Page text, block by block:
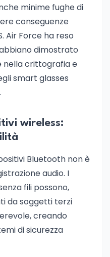
minime fughe di
conseguenze
Air Force ha reso
dimostrato
nella crittografia e
smart glasses
wireless:
Bluetooth non è
audio. I
fili possono,
da soggetti terzi
creando
di sicurezza